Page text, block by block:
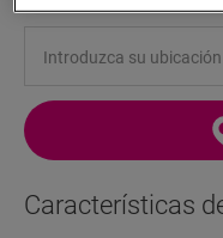
Características